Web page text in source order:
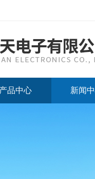
产品中心 新闻